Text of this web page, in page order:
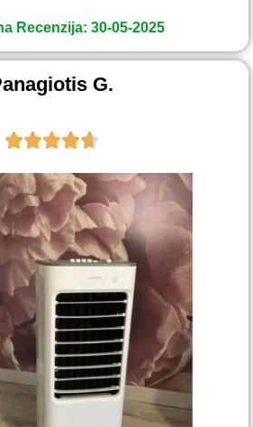
Recenzija: 30-05-2025
G.